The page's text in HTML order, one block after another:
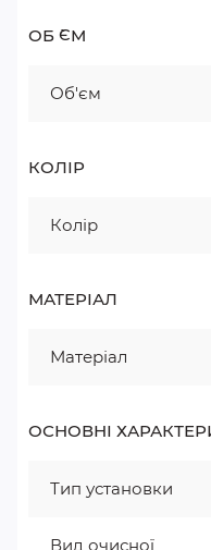
ОБ `ЄМ
Об'єм
КОЛІР
Колір
МАТЕРІАЛ
Матеріал
ОСНОВНІ
Тип установки
Вид очисної